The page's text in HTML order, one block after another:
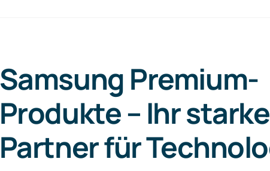
Samsung Premium-
Produkte – Ihr
Partner für